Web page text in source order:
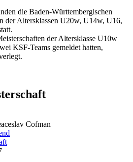
die Baden-Württembergischen
der Altersklassen U20w, U14w, U16,
der Altersklasse U10w
KSF-Teams gemeldet hatten,
Cofman